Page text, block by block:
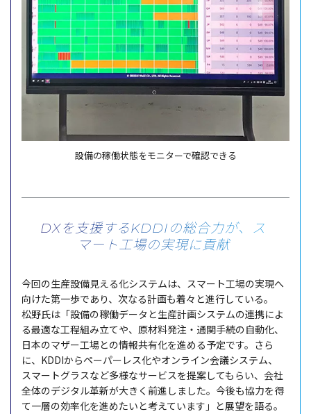
設備の稼働状態をモニターで確認できる
DXを支援するKDDIの総合力が、ス
マート工場の実現に貢献
今回の生産設備見える化システムは、 スマート工場の実現へ
向けた第一歩であり、次なる計画も着々と進行している。
松野氏は「設備の稼働データ と生産計画システムの連携によ
る最適な工程組み立てや、 原材料発注 ・ 通関手続の自動化、
日本のマザー工場との情報共有化を進める予定です。さら
に、KDDIからペーパーレス化やオンライン会議システム、
スマートグラスなど多様なサービスを提案してもらい、会社
全体のデジタル革新が大きく 前進 しました。 今後も協力を得
て一層の効率化を進めたいと考えています」と展望を語る。